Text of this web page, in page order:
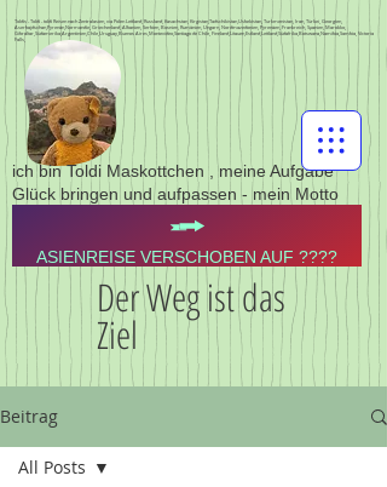
ich bin Toldi Maskottchen , meine Aufgabe
Glück bringen und aufpassen - mein Motto
Toldis - Toldi - toldi Reisen nach Zentralasien, via Polen Lettland, Russland, Kasachstan, Kirgistan,Tadschikistan,Usbekistan, Turkmenistan, Iran, Türkei, Georgien,
Aserbajdschan,Pyrenän,Normandie, Griechenland, Albanien, Serbien, Bosnien, Rumänien, Ungarn, Nordmazedonien, Pyrenäen, Frankreich, Spanien, Marokko,
Gibraltar,Südamerika,Argentinien,Chile,Uruguay,Buenos Aires,Montevideo,Santiago de Chile, Finnland,Litauen,Estland,Lettland,Südafrika,Botswana,Namibia,Sambia, Victoria
Falls,
ASIENREISE VERSCHOBEN AUF ????
Der Weg ist das
Ziel
Beitrag
All Posts